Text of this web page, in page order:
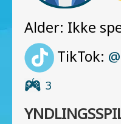
Alder: Ikke
TikTok: @
3